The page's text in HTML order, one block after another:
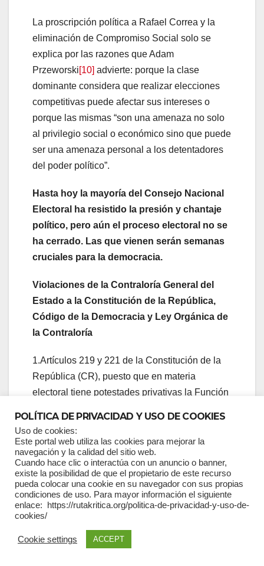
La proscripción política a Rafael Correa y la
eliminación de Compromiso Social solo se
explica por las razones que Adam
Przeworski[10] advierte: porque la clase
dominante considera que realizar elecciones
competitivas puede afectar sus intereses o
porque las mismas “son una amenaza no solo
al privilegio social o económico sino que puede
ser una amenaza personal a los detentadores
del poder político”.
Hasta hoy la mayoría del Consejo Nacional
Electoral ha resistido la presión y chantaje
político, pero aún el proceso electoral no se
ha cerrado. Las que vienen serán semanas
cruciales para la democracia.
Violaciones de la Contraloría General del
Estado a la Constitución de la República,
Código de la Democracia y Ley Orgánica de
la Contraloría
1.Artículos 219 y 221 de la Constitución de la
República (CR), puesto que en materia
electoral tiene potestades privativas la Función
2. Artículo 76, numeral 7, respecto del derecho
a la defensa, puesto que jamás fueron
notificados los representantes de los
Movimientos con los exámenes de auditoría
que realizaba Contraloría al CNE, a pesar de
que podrían ser afectados, con lo que,
adicionalmente, se violentó los artículos 31,
numeral 37, de la Ley Orgánica de la
POLÍTICA DE PRIVACIDAD Y USO DE COOKIES
Uso de cookies:
Este portal web utiliza las cookies para mejorar la
navegación y la calidad del sitio web.
Cuando hace clic o interactúa con un anuncio o banner,
existe la posibilidad de que el propietario de este recurso
pueda colocar una cookie en su navegador con sus propias
condiciones de uso. Para mayor información el siguiente
enlace: https://rutakritica.org/politica-de-privacidad-y-uso-de-
cookies/
Cookie settings ACCEPT